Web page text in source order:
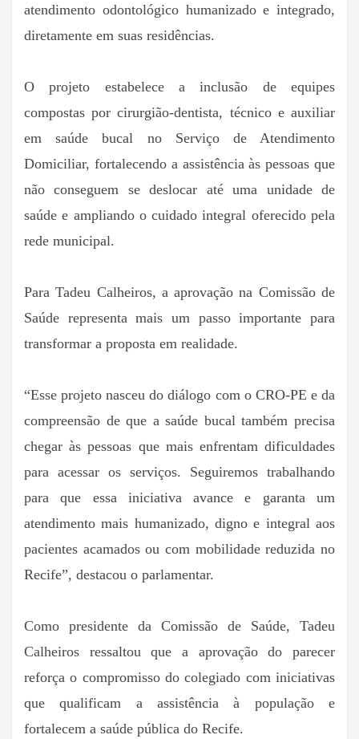
atendimento odontológico humanizado e integrado,
diretamente em suas residências.
O projeto estabelece a inclusão de equipes
compostas por cirurgião-dentista, técnico e auxiliar
em saúde bucal no Serviço de Atendimento
Domiciliar, fortalecendo a assistência às pessoas que
não conseguem se deslocar até uma unidade de
saúde e ampliando o cuidado integral oferecido pela
rede municipal.
Para Tadeu Calheiros, a aprovação na Comissão de
Saúde representa mais um passo importante para
transformar a proposta em realidade.
“Esse projeto nasceu do diálogo com o CRO-PE e da
compreensão de que a saúde bucal também precisa
chegar às pessoas que mais enfrentam dificuldades
para acessar os serviços. Seguiremos trabalhando
para que essa iniciativa avance e garanta um
atendimento mais humanizado, digno e integral aos
pacientes acamados ou com mobilidade reduzida no
Recife”, destacou o parlamentar.
Como presidente da Comissão de Saúde, Tadeu
Calheiros ressaltou que a aprovação do parecer
reforça o compromisso do colegiado com iniciativas
que qualificam a assistência à população e
fortalecem a saúde pública do Recife.